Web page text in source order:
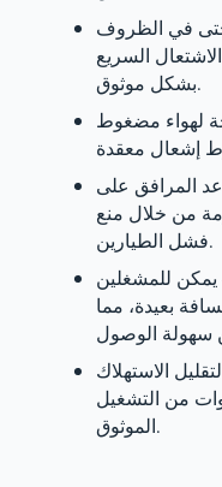
في الظروف
السريع
بشكل موثوق.
لهواء مضغوط
المرافق على
من خلال منع
فشل الطيارين.
للمشغلين
بعيدة، مما
الاستهلاك
من التشغيل
الموثوق.